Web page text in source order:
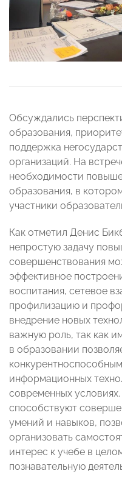
Обсуждались
образования,
поддержка
организаций. На
необходимости
образования, в
участники
Как отметил Денис
непростую задачу
совершенствования
эффективное
воспитания, сетевое
профилизацию и
внедрение новых
важную роль, так как
в образовании
информационных
современных
способствуют
умений и навыков,
организовать
интерес к учебе в
познавательную